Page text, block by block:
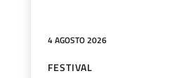
4 AGOSTO 2026
FESTIVAL